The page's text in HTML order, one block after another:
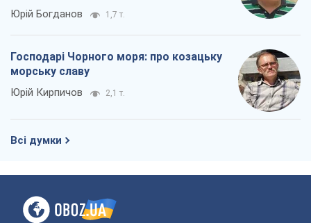
Юрій Богданов 1,7 т.
Господарі Чорного моря: про козацьку
морську славу
Юрій Кирпичов 2,1 т.
Всі думки